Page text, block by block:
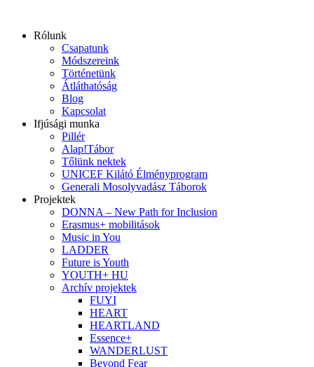
tartalomhoz
Rólunk
Csapatunk
Módszereink
Történetünk
Átláthatóság
Blog
Kapcsolat
Ifjúsági munka
Pillér
Alap!Tábor
Tőlünk nektek
UNICEF Kilátó Élményprogram
Generali Mosolyvadász Táborok
Projektek
DONNA – New Path for Inclusion
Erasmus+ mobilitások
Music in You
LADDER
Future is Youth
YOUTH+ HU
Archív projektek
FUYI
HEART
HEARTLAND
Essence+
WANDERLUST
Beyond Fear